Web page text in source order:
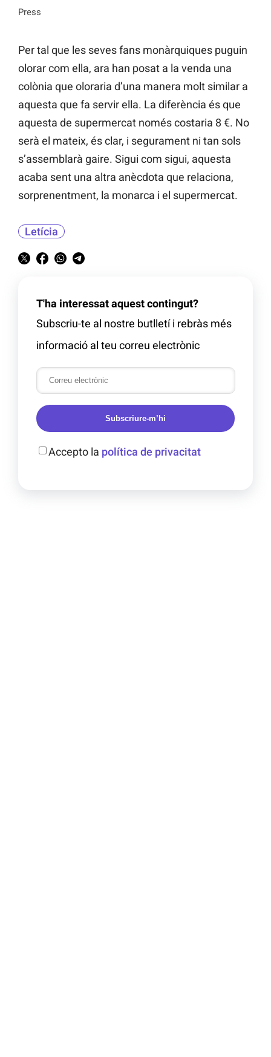
Press
Per tal que les seves fans monàrquiques puguin
olorar com ella, ara han posat a la venda una
colònia que oloraria d’una manera molt similar a
aquesta que fa servir ella. La diferència és que
aquesta de supermercat només costaria 8 €. No
serà el mateix, és clar, i segurament ni tan sols
s’assemblarà gaire. Sigui com sigui, aquesta
acaba sent una altra anècdota que relaciona,
sorprenentment, la monarca i el supermercat.
Letícia
T'ha interessat aquest contingut?
Subscriu-te al nostre butlletí i rebràs més
informació al teu correu electrònic
Subscriure-m’hi
Accepto la política de privacitat